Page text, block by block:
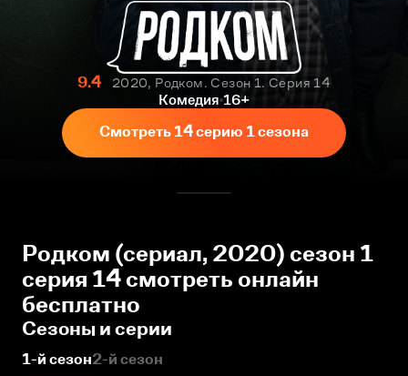
9.4
2020, Родком. Сезон 1. Серия 14
Комедия 16+
Смотреть 14 серию 1 сезона
Родком (сериал, 2020) сезон 1
серия 14 смотреть онлайн
бесплатно
Сезоны и серии
1-й сезон2-й сезон